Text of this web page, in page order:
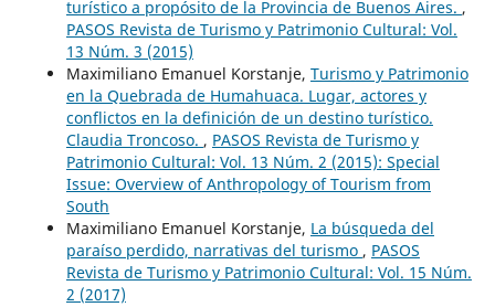
turístico a propósito de la Provincia de Buenos Aires. ,
PASOS Revista de Turismo y Patrimonio Cultural: Vol.
13 Núm. 3 (2015)
Maximiliano Emanuel Korstanje, Turismo y Patrimonio
en la Quebrada de Humahuaca. Lugar, actores y
conflictos en la definición de un destino turístico.
Claudia Troncoso. , PASOS Revista de Turismo y
Patrimonio Cultural: Vol. 13 Núm. 2 (2015): Special
Issue: Overview of Anthropology of Tourism from
South
Maximiliano Emanuel Korstanje, La búsqueda del
paraíso perdido, narrativas del turismo , PASOS
Revista de Turismo y Patrimonio Cultural: Vol. 15 Núm.
2 (2017)